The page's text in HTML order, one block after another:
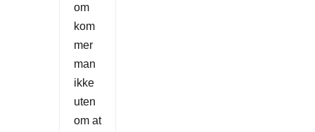
om
kom
mer
man
ikke
uten
om at